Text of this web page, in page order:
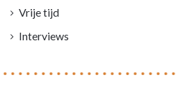
Vrije tijd
Interviews